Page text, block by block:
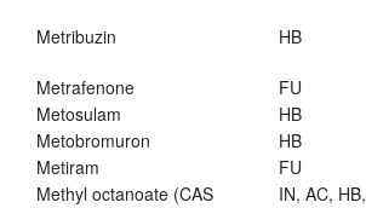
Metribuzin HB
Metrafenone FU
Metosulam
HB
Metobromuron
HB
Metiram
FU
Methyl octanoate (CAS
IN, AC, HB,